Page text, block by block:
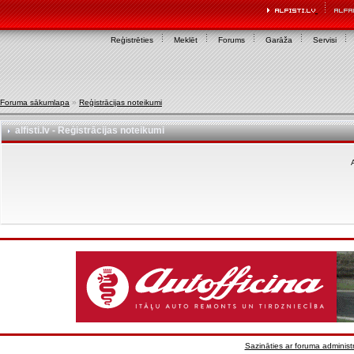
Reģistrēties Meklēt Forums Garāža Servisi
Foruma sākumlapa » Reģistrācijas noteikumi
alfisti.lv - Reģistrācijas noteikumi
Sazināties ar foruma